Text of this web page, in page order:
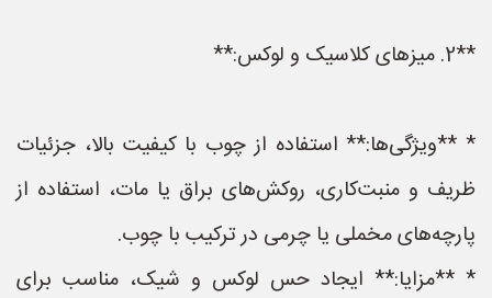
**2. میزهای کلاسیک و لوکس:**
* **ویژگی‌ها:** استفاده از چوب با کیفیت بالا، جزئیات
ظریف و منبت‌کاری، روکش‌های براق یا مات، استفاده از
پارچه‌های مخملی یا چرمی در ترکیب با چوب.
* **مزایا:** ایجاد حس لوکس و شیک، مناسب برای